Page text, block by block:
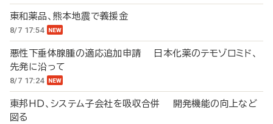
東和薬品、熊本地震で義援金
8/7 17:54
悪性下垂体腺腫の適応追加申請 日本化薬のテモゾロミド、
先発に沿って
8/7 17:24
東邦HD、システム子会社を吸収合併 開発機能の向上など
図る